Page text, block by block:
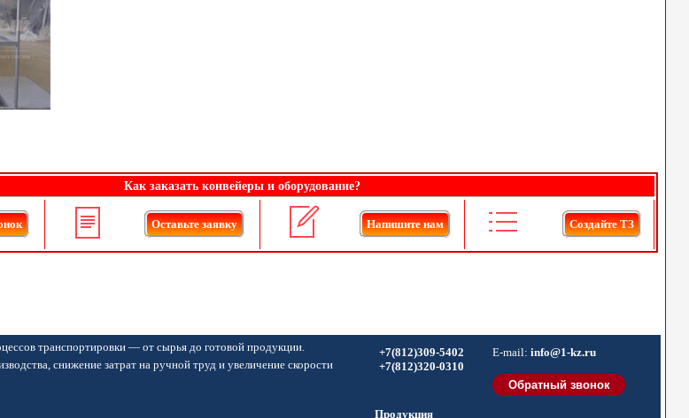
Как заказать конвейеры и оборудование?
Оставьте заявку Напишите нам Создайте ТЗ
транспортировки — от сырья до готовой продукции.
снижение затрат на ручной труд и увеличение скорости
+7(812)309-5402
+7(812)320-0310
E-mail: info@1-kz.ru
Продукция